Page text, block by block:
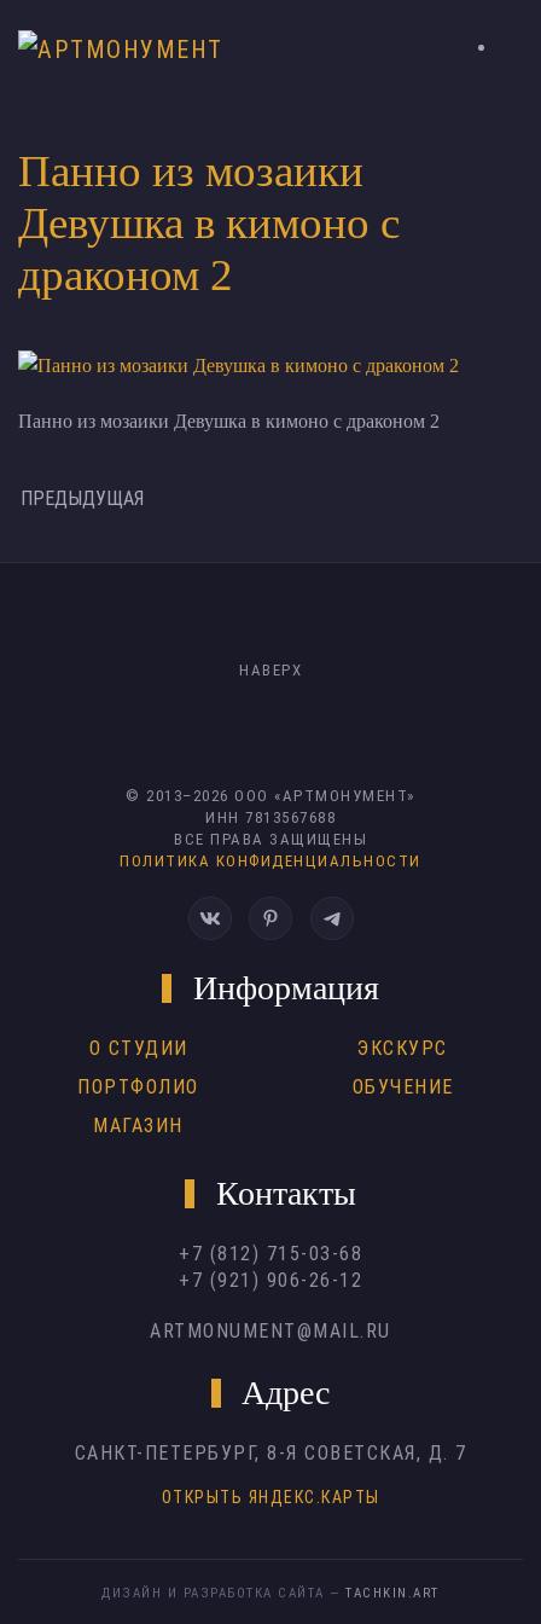
Панно из мозаики
Девушка в кимоно с
драконом 2
Панно из мозаики Девушка в кимоно с драконом 2
ПРЕДЫДУЩАЯ
НАВЕРХ
© 2013– 2026 ООО «АРТМОНУМЕНТ»
ИНН 7813567688
ВСЕ ПРАВА ЗАЩИЩЕНЫ
ПОЛИТИКА КОНФИДЕНЦИАЛЬНОСТИ
Информация
О СТУДИИ
ПОРТФОЛИО
МАГАЗИН
ЭКСКУРС
ОБУЧЕНИЕ
Контакты
+7 (812) 715-03-68
+7 (921) 906-26-12
ARTMONUMENT@MAIL.RU
Адрес
САНКТ-ПЕТЕРБУРГ, 8-Я СОВЕТСКАЯ, Д. 7
ОТКРЫТЬ ЯНДЕКС.КАРТЫ
ДИЗАЙН И РАЗРАБОТКА САЙТА —TACHKIN.ART